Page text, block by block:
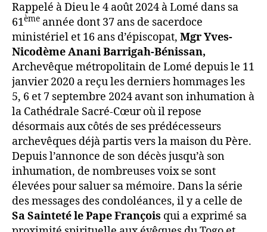
Rappelé à Dieu le 4 août 2024 à Lomé dans sa
61ème année dont 37 ans de sacerdoce
ministériel et 16 ans d’épiscopat, Mgr Yves-
Nicodème Anani Barrigah-Bénissan,
Archevêque métropolitain de Lomé depuis le 11
janvier 2020 a reçu les derniers hommages les
5, 6 et 7 septembre 2024 avant son inhumation à
la Cathédrale Sacré-Cœur où il repose
désormais aux côtés de ses prédécesseurs
archevêques déjà partis vers la maison du Père.
Depuis l’annonce de son décès jusqu’à son
inhumation, de nombreuses voix se sont
élevées pour saluer sa mémoire. Dans la série
des messages des condoléances, il y a celle de
Sa Sainteté le Pape François qui a exprimé sa